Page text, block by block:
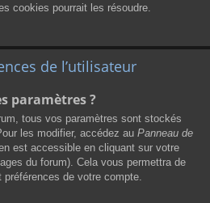
cookies pourrait les résoudre.
de l’utilisateur
paramètres ?
tous vos paramètres sont stockés
les modifier, accédez au Panneau de
est accessible en cliquant sur votre
du forum). Cela vous permettra de
de votre compte.